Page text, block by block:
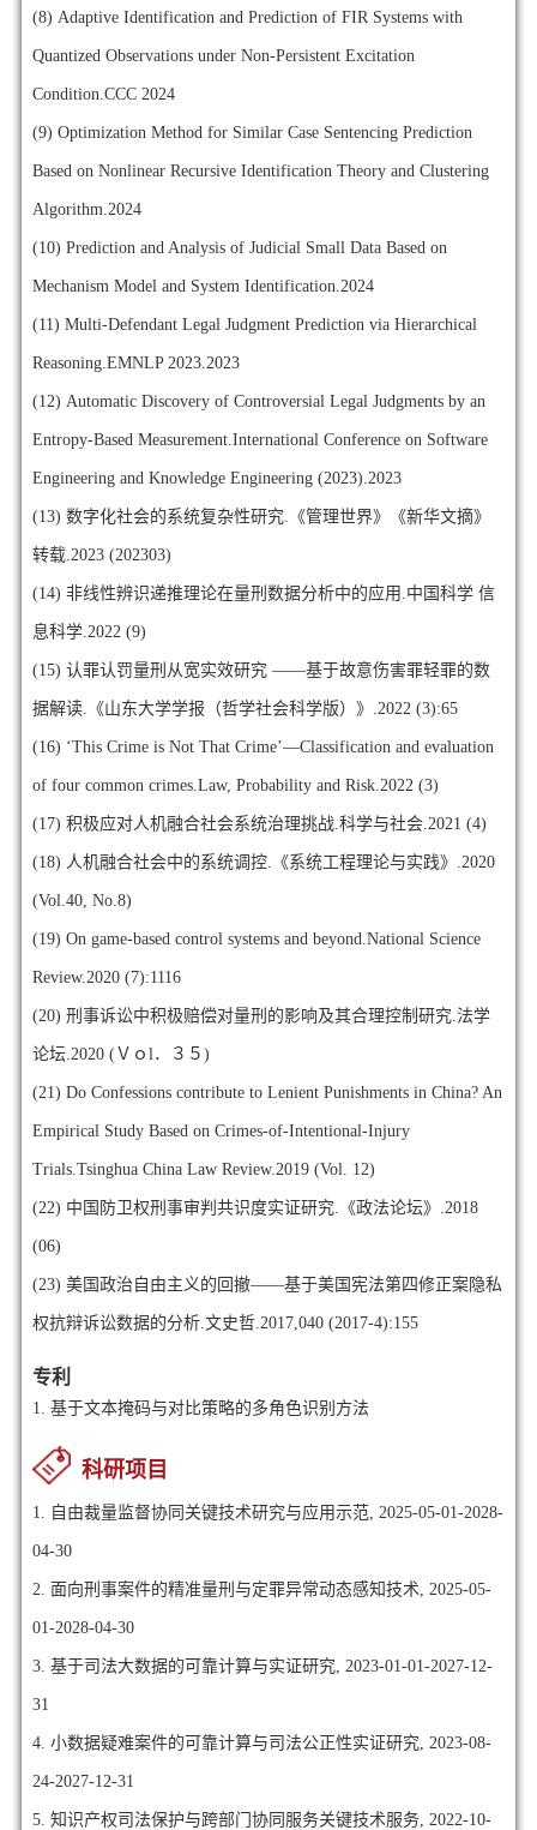
(8) Adaptive Identification and Prediction of FIR Systems with
Quantized Observations under Non-Persistent Excitation
Condition.CCC 2024
(9) Optimization Method for Similar Case Sentencing Prediction
Based on Nonlinear Recursive Identification Theory and Clustering
Algorithm.2024
(10) Prediction and Analysis of Judicial Small Data Based on
Mechanism Model and System Identification.2024
(11) Multi-Defendant Legal Judgment Prediction via Hierarchical
Reasoning.EMNLP 2023.2023
(12) Automatic Discovery of Controversial Legal Judgments by an
Entropy-Based Measurement.International Conference on Software
Engineering and Knowledge Engineering (2023).2023
(13) 数字化社会的系统复杂性研究.《管理世界》《新华文摘》
转载.2023 (202303)
(14) 非线性辨识递推理论在量刑数据分析中的应用.中国科学 信
息科学.2022 (9)
(15) 认罪认罚量刑从宽实效研究 ——基于故意伤害罪轻罪的数
据解读.《山东大学学报（哲学社会科学版）》.2022 (3):65
(16) ‘This Crime is Not That Crime’—Classification and evaluation
of four common crimes.Law, Probability and Risk.2022 (3)
(17) 积极应对人机融合社会系统治理挑战.科学与社会.2021 (4)
(18) 人机融合社会中的系统调控.《系统工程理论与实践》.2020
(Vol.40, No.8)
(19) On game-based control systems and beyond.National Science
Review.2020 (7):1116
(20) 刑事诉讼中积极赔偿对量刑的影响及其合理控制研究.法学
论坛.2020 (Ｖｏl．３５)
(21) Do Confessions contribute to Lenient Punishments in China? An
Empirical Study Based on Crimes-of-Intentional-Injury
Trials.Tsinghua China Law Review.2019 (Vol. 12)
(22) 中国防卫权刑事审判共识度实证研究.《政法论坛》.2018
(06)
(23) 美国政治自由主义的回撤——基于美国宪法第四修正案隐私
权抗辩诉讼数据的分析.文史哲.2017,040 (2017-4):155
专利
1. 基于文本掩码与对比策略的多角色识别方法
科研项目
1. 自由裁量监督协同关键技术研究与应用示范, 2025-05-01-2028-
04-30
2. 面向刑事案件的精准量刑与定罪异常动态感知技术, 2025-05-
01-2028-04-30
3. 基于司法大数据的可靠计算与实证研究, 2023-01-01-2027-12-
31
4. 小数据疑难案件的可靠计算与司法公正性实证研究, 2023-08-
24-2027-12-31
5. 知识产权司法保护与跨部门协同服务关键技术服务, 2022-10-